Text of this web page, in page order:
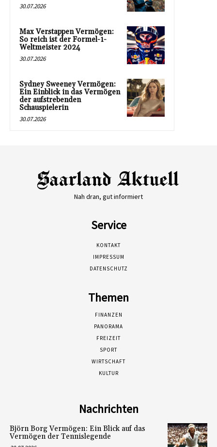
30.07.2026
Max Verstappen Vermögen:
So reich ist der Formel-1-
Weltmeister 2024
30.07.2026
Sydney Sweeney Vermögen:
Ein Einblick in das Vermögen
der aufstrebenden
Schauspielerin
30.07.2026
Nah dran, gut informiert
Service
KONTAKT
IMPRESSUM
DATENSCHUTZ
Themen
FINANZEN
PANORAMA
FREIZEIT
SPORT
WIRTSCHAFT
KULTUR
Nachrichten
Björn Borg Vermögen: Ein Blick auf das
Vermögen der Tennislegende